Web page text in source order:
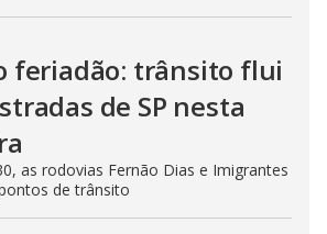
feriadão: trânsito flui
de SP nesta
as rodovias Fernão Dias e Imigrantes
de trânsito